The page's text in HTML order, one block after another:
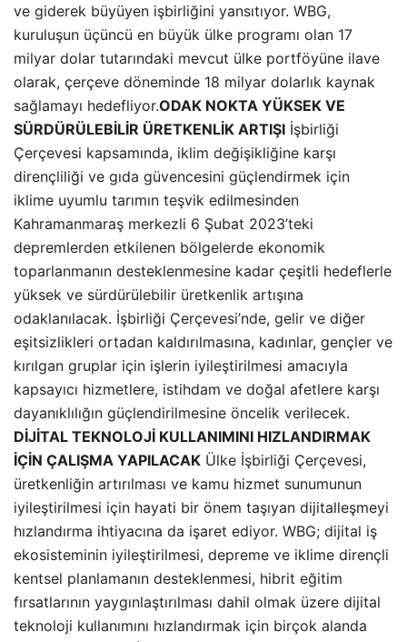
ve giderek büyüyen işbirliğini yansıtıyor. WBG,
kuruluşun üçüncü en büyük ülke programı olan 17
milyar dolar tutarındaki mevcut ülke portföyüne ilave
olarak, çerçeve döneminde 18 milyar dolarlık kaynak
sağlamayı hedefliyor.ODAK NOKTA YÜKSEK VE
SÜRDÜRÜLEBİLİR ÜRETKENLİK ARTIŞI İşbirliği
Çerçevesi kapsamında, iklim değişikliğine karşı
dirençliliği ve gıda güvencesini güçlendirmek için
iklime uyumlu tarımın teşvik edilmesinden
Kahramanmaraş merkezli 6 Şubat 2023’teki
depremlerden etkilenen bölgelerde ekonomik
toparlanmanın desteklenmesine kadar çeşitli hedeflerle
yüksek ve sürdürülebilir üretkenlik artışına
odaklanılacak. İşbirliği Çerçevesi’nde, gelir ve diğer
eşitsizlikleri ortadan kaldırılmasına, kadınlar, gençler ve
kırılgan gruplar için işlerin iyileştirilmesi amacıyla
kapsayıcı hizmetlere, istihdam ve doğal afetlere karşı
dayanıklılığın güçlendirilmesine öncelik verilecek.
DİJİTAL TEKNOLOJİ KULLANIMINI HIZLANDIRMAK
İÇİN ÇALIŞMA YAPILACAK Ülke İşbirliği Çerçevesi,
üretkenliğin artırılması ve kamu hizmet sunumunun
iyileştirilmesi için hayati bir önem taşıyan dijitalleşmeyi
hızlandırma ihtiyacına da işaret ediyor. WBG; dijital iş
ekosisteminin iyileştirilmesi, depreme ve iklime dirençli
kentsel planlamanın desteklenmesi, hibrit eğitim
fırsatlarının yaygınlaştırılması dahil olmak üzere dijital
teknoloji kullanımını hızlandırmak için birçok alanda